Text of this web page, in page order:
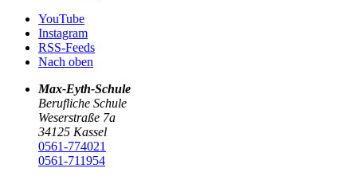
YouTube
Instagram
RSS-Feeds
Nach oben
Max-Eyth-Schule
Berufliche Schule
Weserstraße 7a
34125 Kassel
0561-774021
0561-711954